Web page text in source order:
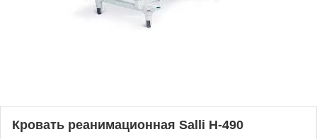
Кровать реанимационная Salli H-490